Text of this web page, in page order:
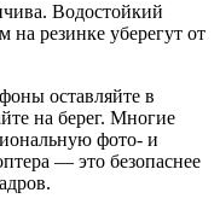
Водостойкий
на резинке уберегут от
оставляйте в
на берег. Многие
фото- и
— это безопаснее